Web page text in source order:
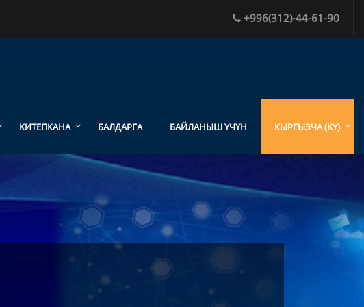
+996(312)-44-61-90
КИТЕПКАНА БАЛДАРГА БАЙЛАНЫШ ҮЧҮН КЫРГЫЗЧА ‎(KY)‎